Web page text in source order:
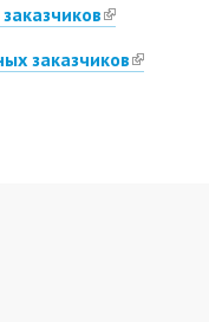
external)
(link
external)
заказчиков(link